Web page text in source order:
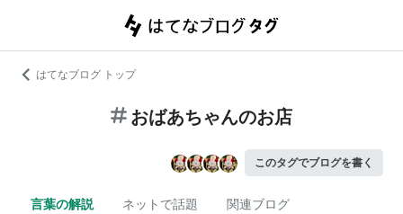
はてなブログ トップ
おばあちゃんのお店
このタグでブログを書く
言葉の解説 ネットで話題 関連ブログ